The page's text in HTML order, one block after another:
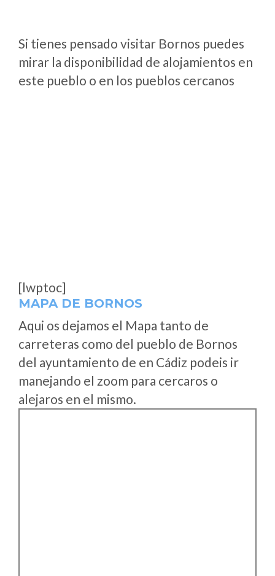
Si tienes pensado visitar Bornos puedes
mirar la disponibilidad de alojamientos en
este pueblo o en los pueblos cercanos
[lwptoc]
MAPA DE BORNOS
Aqui os dejamos el Mapa tanto de
carreteras como del pueblo de Bornos
del ayuntamiento de en Cádiz podeis ir
manejando el zoom para cercaros o
alejaros en el mismo.